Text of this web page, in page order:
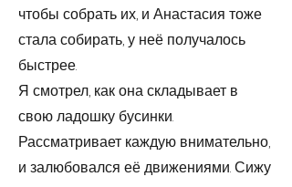
чтобы собрать их, и Анастасия тоже
стала собирать, у неё получалось
быстрее.
Я смотрел, как она складывает в
свою ладошку бусинки.
Рассматривает каждую внимательно,
и залюбовался её движениями. Сижу